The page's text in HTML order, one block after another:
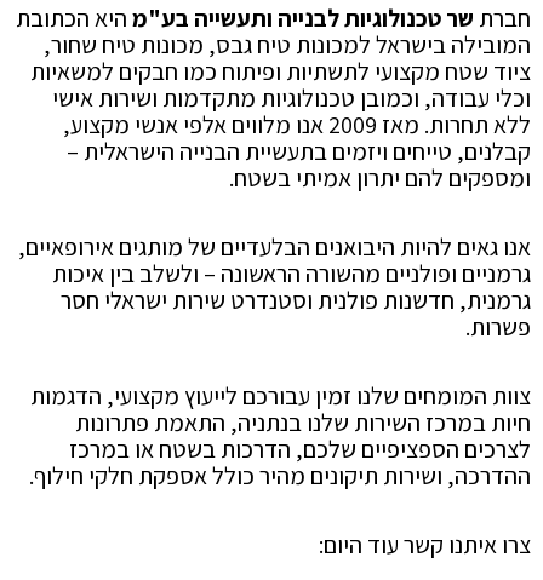
חברת שר טכנולוגיות לבנייה ותעשייה בע"מהיא הכתובת
המובילה בישראל למכונות טיח גבס, מכונות טיח שחור,
ציוד שטח מקצועי לתשתיות ופיתוח כמו חבקים למשאיות
וכלי עבודה, וכמובן טכנולוגיות מתקדמות ושירות אישי
ללא תחרות. מאז 2009 אנו מלווים אלפי אנשי מקצוע,
קבלנים, טייחים ויזמים בתעשיית הבנייה הישראלית –
ומספקים להם יתרון אמיתי בשטח.
אנו גאים להיות היבואנים הבלעדיים של מותגים אירופאיים,
גרמניים ופולניים מהשורה הראשונה – ולשלב בין איכות
גרמנית, חדשנות פולנית וסטנדרט שירות ישראלי חסר
פשרות.
צוות המומחים שלנו זמין עבורכם לייעוץ מקצועי, הדגמות
חיות במרכז השירות שלנו בנתניה, התאמת פתרונות
לצרכים הספציפיים שלכם, הדרכות בשטח או במרכז
ההדרכה, ושירות תיקונים מהיר כולל אספקת חלקי חילוף.
צרו איתנו קשר עוד היום: